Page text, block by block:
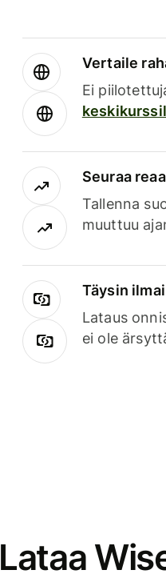
Vertaile
Ei
Seuraa
Tallenna
muuttuu
Täysin
Lataus
ei ole
Lataa